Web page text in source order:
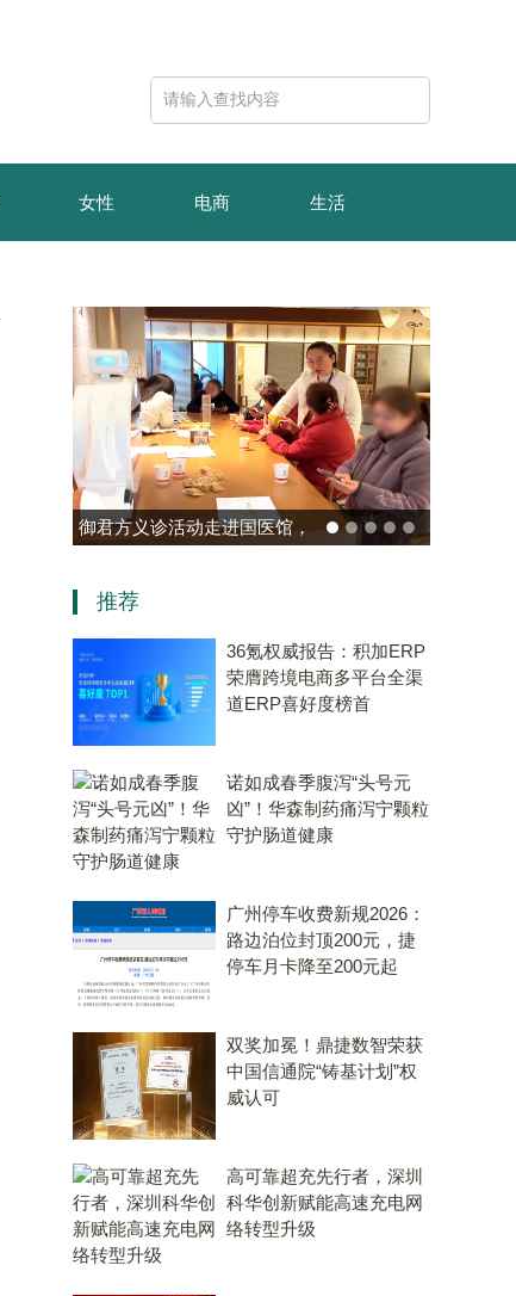
女性 电商 生活
玻色量子完成10亿元B轮融
算机赛道唯一代表！
推荐
36氪权威报告：积加ERP
荣膺跨境电商多平台全渠
道ERP喜好度榜首
诺如成春季腹泻“头号元
凶”！华森制药痛泻宁颗粒
守护肠道健康
广州停车收费新规2026：
路边泊位封顶200元，捷
停车月卡降至200元起
双奖加冕！鼎捷数智荣获
中国信通院“铸基计划”权
威认可
高可靠超充先行者，深圳
科华创新赋能高速充电网
络转型升级